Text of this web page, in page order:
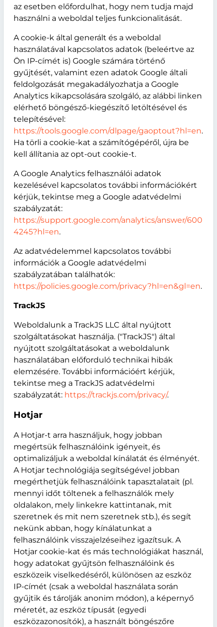
az esetben előfordulhat, hogy nem tudja majd
használni a weboldal teljes funkcionalitását.
A cookie-k által generált és a weboldal
használatával kapcsolatos adatok (beleértve az
Ön IP-címét is) Google számára történő
gyűjtését, valamint ezen adatok Google általi
feldolgozását megakadályozhatja a Google
Analytics kikapcsolására szolgáló, az alábbi linken
elérhető böngésző-kiegészítő letöltésével és
telepítésével:
https://tools.google.com/dlpage/gaoptout?hl=en.
Ha törli a cookie-kat a számítógépéről, újra be
kell állítania az opt-out cookie-t.
A Google Analytics felhasználói adatok
kezelésével kapcsolatos további információkért
kérjük, tekintse meg a Google adatvédelmi
szabályzatát:
https://support.google.com/analytics/answer/600
4245?hl=en.
Az adatvédelemmel kapcsolatos további
információk a Google adatvédelmi
szabályzatában találhatók:
https://policies.google.com/privacy?hl=en&gl=en.
TrackJS
Weboldalunk a TrackJS LLC által nyújtott
szolgáltatásokat használja. ("TrackJS") által
nyújtott szolgáltatásokat a weboldalunk
használatában előforduló technikai hibák
elemzésére. További információért kérjük,
tekintse meg a TrackJS adatvédelmi
szabályzatát: https://trackjs.com/privacy/.
Hotjar
A Hotjar-t arra használjuk, hogy jobban
megértsük felhasználóink igényeit, és
optimalizáljuk a weboldal kínálatát és élményét.
A Hotjar technológiája segítségével jobban
megérthetjük felhasználóink tapasztalatait (pl.
mennyi időt töltenek a felhasználók mely
oldalakon, mely linkekre kattintanak, mit
szeretnek és mit nem szeretnek stb.), és segít
nekünk abban, hogy kínálatunkat a
felhasználóink visszajelzéseihez igazítsuk. A
Hotjar cookie-kat és más technológiákat használ,
hogy adatokat gyűjtsön felhasználóink és
eszközeik viselkedéséről, különösen az eszköz
IP-címét (csak a weboldal használata során
gyűjtik és tárolják anonim módon), a képernyő
méretét, az eszköz típusát (egyedi
eszközazonosítók), a használt böngészőre